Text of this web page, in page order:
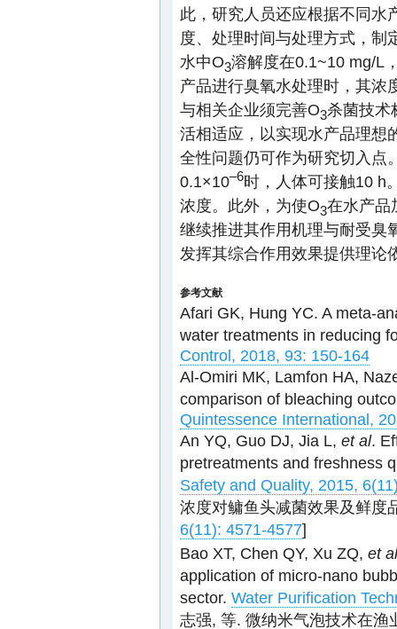
此，研究人员还应根据不同水
度、处理时间与处理方式，制
水中O3溶解度在0.1~10 mg/L
产品进行臭氧水处理时，其浓
与相关企业须完善O3杀菌技术
活相适应，以实现水产品理想
全性问题仍可作为研究切入点
0.1×10–6时，人体可接触10 h
浓度。此外，为使O3在水产品
继续推进其作用机理与耐受臭
发挥其综合作用效果提供理论
参考文献
Afari GK, Hung YC. A meta-
water treatments in reducing
Control, 2018, 93: 150-164
Al-Omiri MK, Lamfon HA,
comparison of bleaching
Quintessence International,
An YQ, Guo DJ, Jia L, et al.
pretreatments and freshness
Safety and Quality, 2015,
浓度对鳙鱼头减菌效果及鲜度
6(11): 4571-4577]
Bao XT, Chen QY, Xu ZQ, et al
application of micro-nano
sector. Water Purification
志强, 等. 微纳米气泡技术在